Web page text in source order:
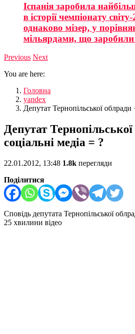
Іспанія заробила
в історії чемпіонату
однаково мізер, у
мільярдами, що
Previous Next
You are here:
Головна
yandex
Депутат Тернопільської облради
Депутат
соціальні медіа = ?
22.01.2012, 13:48 1.8k перегляди
Поділитися
Сповідь депутата Тернопільської
25 хвилини відео